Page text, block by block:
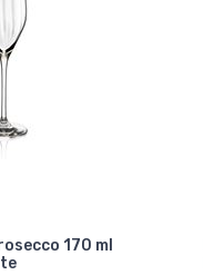
170 ml